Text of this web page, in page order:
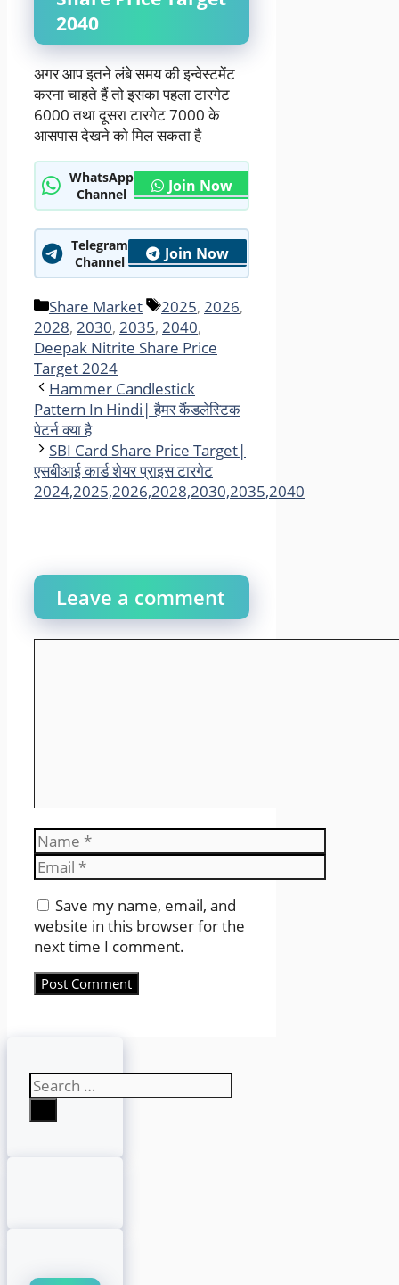
2040
अगर आप इतने लंबे समय की इन्वेस्टमेंट
करना चाहते हैं तो इसका पहला टारगेट
6000 तथा दूसरा टारगेट 7000 के
आसपास देखने को मिल सकता है
WhatsApp
Channel
Join Now
Telegram
Channel
Join Now
Categories
Share Market Tags
2025, 2026,
2028, 2030, 2035, 2040,
Deepak Nitrite Share Price
Target 2024
Hammer Candlestick
Pattern In Hindi| हैमर कैंडलेस्टिक
पेटर्न क्या है
SBI Card Share Price Target|
एसबीआई कार्ड शेयर प्राइस टारगेट
2024,2025,2026,2028,2030,2035,2040
Leave a comment
Name
Email
Save my name, email, and
website in this browser for the
next time I comment.
Search
for: